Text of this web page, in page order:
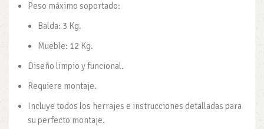
Peso máximo soportado:
Balda: 3 Kg.
Mueble: 12 Kg.
Diseño limpio y funcional.
Requiere montaje.
Incluye todos los herrajes e instrucciones detalladas para
su perfecto montaje.